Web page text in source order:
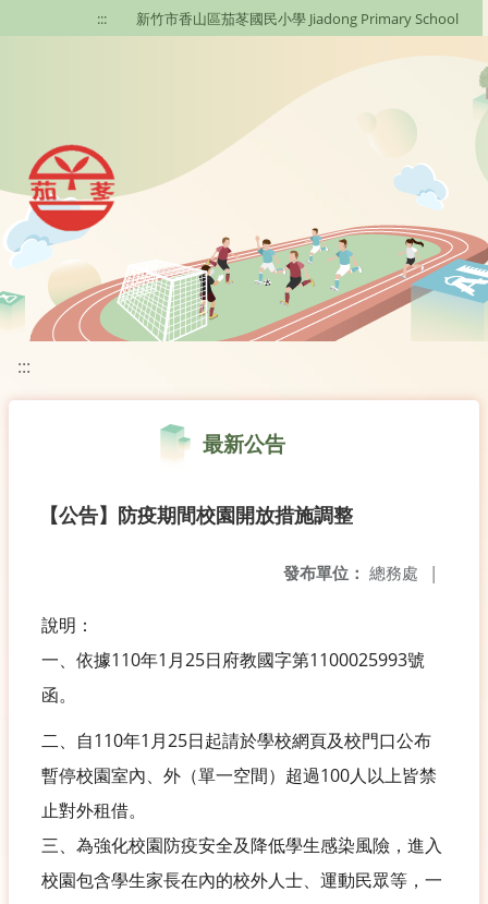
移至網頁之主要內容區位置
::: 新竹市香山區茄苳國民小學 Jiadong Primary School
:::
最新公告
【公告】防疫期間校園開放措施調整
發布單位： 總務處 |
說明：
一、依據110年1月25日府教國字第1100025993號
函。
二、自110年1月25日起請於學校網頁及校門口公布
暫停校園室內、外（單一空間）超過100人以上皆禁
止對外租借。
三、為強化校園防疫安全及降低學生感染風險，進入
校園包含學生家長在內的校外人士、運動民眾等，一